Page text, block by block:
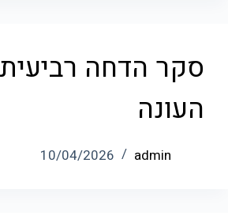
סקר הדחה
העונה
admin
10/04/2026